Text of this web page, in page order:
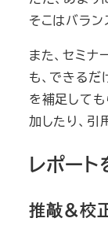
そこはバラン
また、セミ
も、できるだ
を補足して
加したり、引
レポー
推敲＆校